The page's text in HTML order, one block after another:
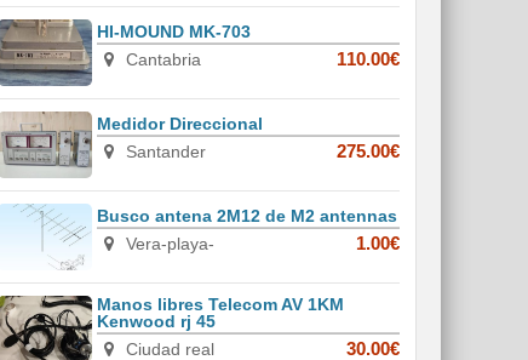
HI-MOUND MK-703
Cantabria
110.00€
Medidor Direccional
Santander
275.00€
Busco antena 2M12 de M2 antennas
Vera-playa-
1.00€
Manos libres Telecom AV 1KM
Kenwood rj 45
Ciudad real
30.00€